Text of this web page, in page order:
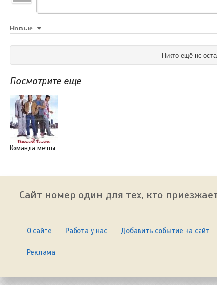
Новые
Никто ещё не
Посмотрите еще
Команда мечты
Сайт номер один для тех, кто
О сайте Работа у нас Добавить событие на сайт
Реклама